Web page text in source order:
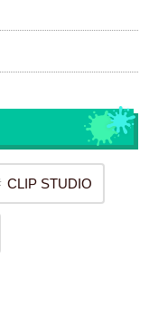
CLIP STUDIO